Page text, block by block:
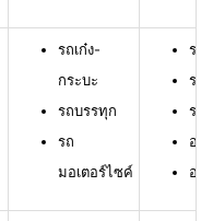
รถเก๋ง-
กระบะ
รถบรรทุก
รถ
มอเตอร์ไซค์
รถ
รถ
รถ
อา
อา